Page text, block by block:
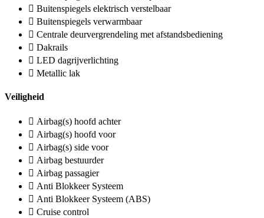
Buitenspiegels elektrisch verstelbaar
Buitenspiegels verwarmbaar
Centrale deurvergrendeling met afstandsbediening
Dakrails
LED dagrijverlichting
Metallic lak
Veiligheid
Airbag(s) hoofd achter
Airbag(s) hoofd voor
Airbag(s) side voor
Airbag bestuurder
Airbag passagier
Anti Blokkeer Systeem
Anti Blokkeer Systeem (ABS)
Cruise control